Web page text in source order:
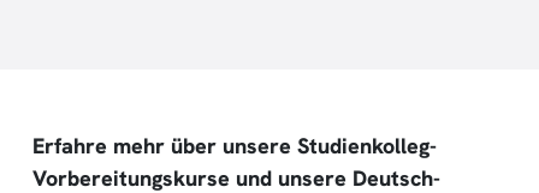
Erfahre mehr über unsere Studienkolleg-
Vorbereitungskurse und unsere Deutsch-